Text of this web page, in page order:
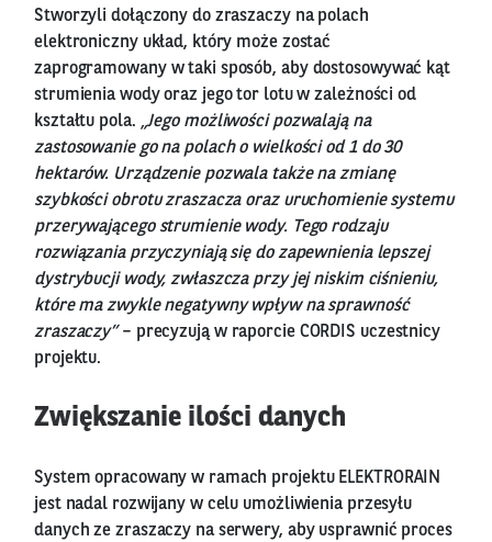
Stworzyli dołączony do zraszaczy na polach
elektroniczny układ, który może zostać
zaprogramowany w taki sposób, aby dostosowywać kąt
strumienia wody oraz jego tor lotu w zależności od
kształtu pola. „Jego możliwości pozwalają na
zastosowanie go na polach o wielkości od 1 do 30
hektarów. Urządzenie pozwala także na zmianę
szybkości obrotu zraszacza oraz uruchomienie systemu
przerywającego strumienie wody. Tego rodzaju
rozwiązania przyczyniają się do zapewnienia lepszej
dystrybucji wody, zwłaszcza przy jej niskim ciśnieniu,
które ma zwykle negatywny wpływ na sprawność
zraszaczy”– precyzują w raporcie CORDIS uczestnicy
projektu.
Zwiększanie ilości danych
System opracowany w ramach projektu ELEKTRORAIN
jest nadal rozwijany w celu umożliwienia przesyłu
danych ze zraszaczy na serwery, aby usprawnić proces